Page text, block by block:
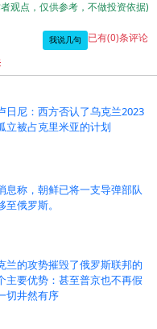
观点，仅供参考，不做投资依据)
我说几句 已有(0)条评论
日尼：西方否认了乌克兰2023
立被占克里米亚的计划
息称，朝鲜已将一支导弹部队
至俄罗斯。
兰的攻势摧毁了俄罗斯联邦的
主要优势：甚至普京也不再假
切井然有序